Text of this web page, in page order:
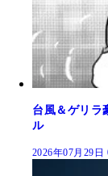
台風＆ゲリ
ル
2026年07月29日